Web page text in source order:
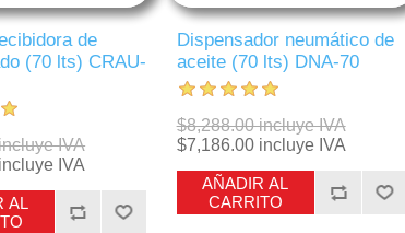
de
(70 lts) CRAU-
IVA
IVA
AL
Dispensador neumático de
aceite (70 lts) DNA-70
$8,288.00 incluye IVA
$7,186.00 incluye IVA
AÑADIR AL
CARRITO